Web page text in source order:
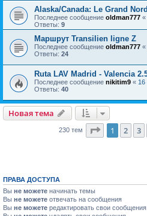
Alaska/Canada: Le Grand Nord
Последнее сообщение oldman777 «
Ответы: 9
Маршрут Transilien ligne Z
Последнее сообщение oldman777 «
Ответы: 24
Ruta LAV Madrid - Valencia
Последнее сообщение nikitim9 « 16
Ответы: 40
Новая тема
230 тем Страница
1 2 3
ПРАВА ДОСТУПА
Вы не можете начинать темы
Вы не можете отвечать на сообщения
Вы не можете редактировать свои сообщения